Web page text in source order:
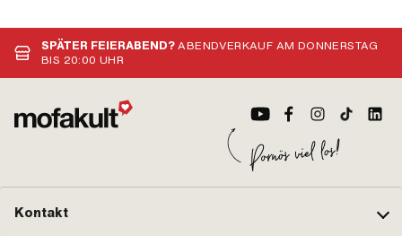
SPÄTER FEIERABEND?ABENDVERKAUF AM DONNERSTAG
BIS 20:00 UHR
Kontakt